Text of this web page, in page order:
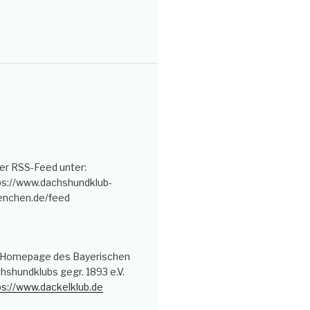
RSS-Feed unter:
www.dachshundklub-
feed
des Bayerischen
gegr. 1893 e.V.
www.dackelklub.de